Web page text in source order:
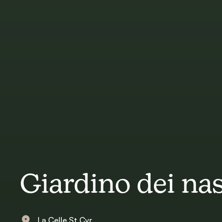
Giardino dei
La Celle St Cyr